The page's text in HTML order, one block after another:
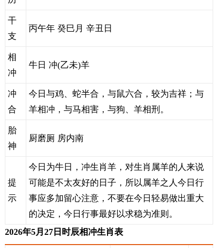
干
支
丙午年 癸巳月 辛丑日
相
冲
牛日 冲(乙未)羊
冲
合
今日与鸡、蛇半合，与鼠六合，较为吉祥；与
羊相冲，与马相害，与狗、羊相刑。
胎
神
厨磨厕 房内南
提
示
今日为牛日，冲生肖羊，对生肖属羊的人来说
可能是不太友好的日子，所以属羊之人今日行
事应多加留心注意，不要在今日轻易做出重大
的决定，今日行事最好以求稳为准则。
2026年5月27日时辰相冲生肖表